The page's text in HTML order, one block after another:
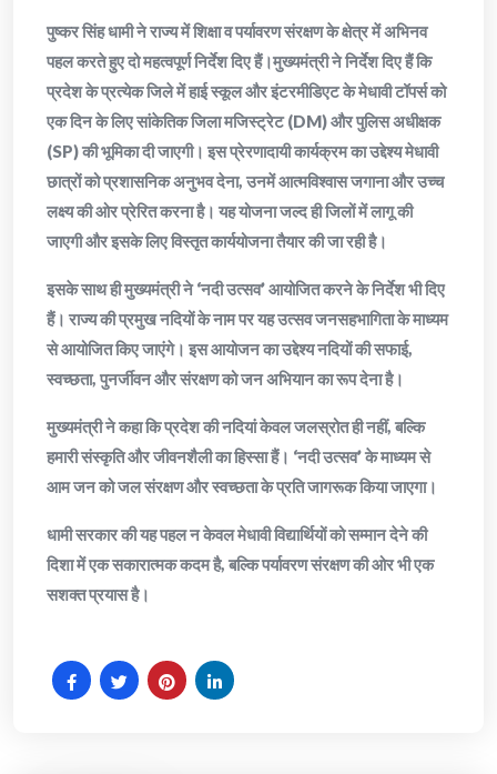
पुष्कर सिंह धामी ने राज्य में शिक्षा व पर्यावरण संरक्षण के क्षेत्र में अभिनव
पहल करते हुए दो महत्वपूर्ण निर्देश दिए हैं।मुख्यमंत्री ने निर्देश दिए हैं कि
प्रदेश के प्रत्येक जिले में हाई स्कूल और इंटरमीडिएट के मेधावी टॉपर्स को
एक दिन के लिए सांकेतिक जिला मजिस्ट्रेट (DM) और पुलिस अधीक्षक
(SP) की भूमिका दी जाएगी। इस प्रेरणादायी कार्यक्रम का उद्देश्य मेधावी
छात्रों को प्रशासनिक अनुभव देना, उनमें आत्मविश्वास जगाना और उच्च
लक्ष्य की ओर प्रेरित करना है। यह योजना जल्द ही जिलों में लागू की
जाएगी और इसके लिए विस्तृत कार्ययोजना तैयार की जा रही है।
इसके साथ ही मुख्यमंत्री ने ‘नदी उत्सव’ आयोजित करने के निर्देश भी दिए
हैं। राज्य की प्रमुख नदियों के नाम पर यह उत्सव जनसहभागिता के माध्यम
से आयोजित किए जाएंगे। इस आयोजन का उद्देश्य नदियों की सफाई,
स्वच्छता, पुनर्जीवन और संरक्षण को जन अभियान का रूप देना है।
मुख्यमंत्री ने कहा कि प्रदेश की नदियां केवल जलस्रोत ही नहीं, बल्कि
हमारी संस्कृति और जीवनशैली का हिस्सा हैं। ‘नदी उत्सव’ के माध्यम से
आम जन को जल संरक्षण और स्वच्छता के प्रति जागरूक किया जाएगा।
धामी सरकार की यह पहल न केवल मेधावी विद्यार्थियों को सम्मान देने की
दिशा में एक सकारात्मक कदम है, बल्कि पर्यावरण संरक्षण की ओर भी एक
सशक्त प्रयास है।